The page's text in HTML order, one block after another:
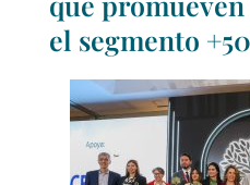
el segmento +50